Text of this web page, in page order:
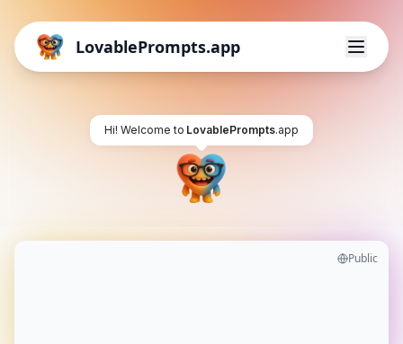
LovablePrompts.app
Hi! Welcome to LovablePrompts.app
Public